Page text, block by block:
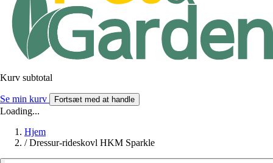
Kurv subtotal
Se min kurv Fortsæt med at handle
Loading...
Hjem
/ Dressur-rideskovl HKM Sparkle